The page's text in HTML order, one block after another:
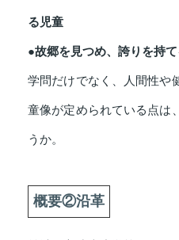
る児童
●故郷を見つめ、誇りを持
学問だけでなく、人間性や
童像が定められている点は
うか。
概要②沿革